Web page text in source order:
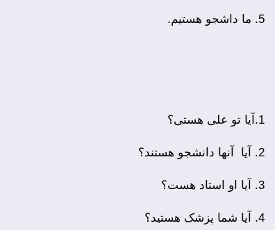
5. ما داشجو هستیم.
1.آیا تو علی هستی؟
2. آیا آنها دانشجو هستند؟
3. آیا او استاد هست؟
4. آیا شما پزشک هستید؟